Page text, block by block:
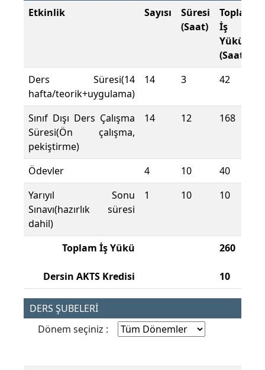
Etkinlik
Sayısı
Süresi
(Saat)
Toplam
İş
Yükü
(Saat)
Ders Süresi(14
hafta/teorik+uygulama)
14 3 42
Sınıf Dışı Ders Çalışma
Süresi(Ön çalışma,
pekiştirme)
14 12 168
Ödevler 4 10
40
Yarıyıl Sonu
Sınavı(hazırlık süresi
dahil)
1 10 10
Toplam İş Yükü
Dersin AKTS Kredisi
260
10
DERS ŞUBELERİ
Dönem seçiniz :